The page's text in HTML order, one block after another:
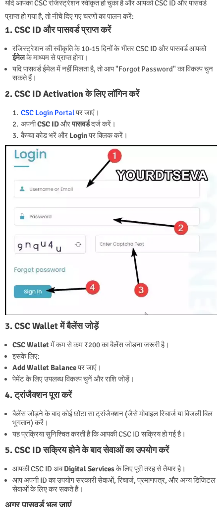
यदि आपका CSC रजिस्ट्रेशन स्वीकृत हो चुका है और आपको CSC ID और पासवर्ड
प्राप्त हो गया है, तो नीचे दिए गए चरणों का पालन करें:
1. CSC ID और पासवर्ड प्राप्त करें
रजिस्ट्रेशन की स्वीकृति के 10-15 दिनों के भीतर CSC ID और पासवर्ड आपको
ईमेलके माध्यम से प्राप्त होगा।
यदि पासवर्ड ईमेल में नहीं मिलता है, तो आप "Forgot Password" का विकल्प चुन
सकते हैं।
2. CSC ID Activation के लिए लॉगिन करें
CSC Login Portalपर जाएं।
अपनीCSC IDऔरपासवर्डदर्ज करें।
कैप्चा कोड भरें और Loginपर क्लिक करें।
3. CSC Wallet में बैलेंस जोड़ें
CSC Walletमें कम से कम ₹200 का बैलेंस जोड़ना जरूरी है।
इसके लिए:
Add Wallet Balanceपर जाएं।
पेमेंट के लिए उपलब्ध विकल्प चुनें और राशि जोड़ें।
4. ट्रांजैक्शन पूरा करें
बैलेंस जोड़ने के बाद कोई छोटा सा ट्रांजैक्शन (जैसे मोबाइल रिचार्ज या बिजली बिल
भुगतान) करें।
यह प्रक्रिया सुनिश्चित करती है कि आपकी CSC ID सक्रिय हो गई है।
5. CSC ID सक्रिय होने के बाद सेवाओं का उपयोग करें
आपकी CSC ID अबDigital Servicesके लिए पूरी तरह से तैयार है।
आप अपनी ID का उपयोग सरकारी सेवाओं, रिचार्ज, प्रमाणपत्र, और अन्य डिजिटल
सेवाओं के लिए कर सकते हैं।